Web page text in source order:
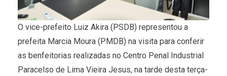
O vice-prefeito Luiz Akira (PSDB) representou a
prefeita Marcia Moura (PMDB) na visita para conferir
as benfeitorias realizadas no Centro Penal Industrial
Paracelso de Lima Vieira Jesus, na tarde desta terça-